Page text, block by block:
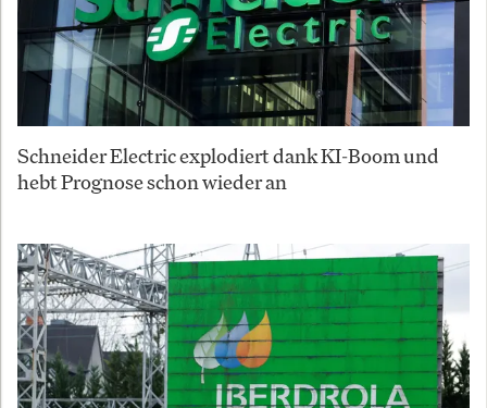
Schneider Electric explodiert dank KI-Boom und
hebt Prognose schon wieder an